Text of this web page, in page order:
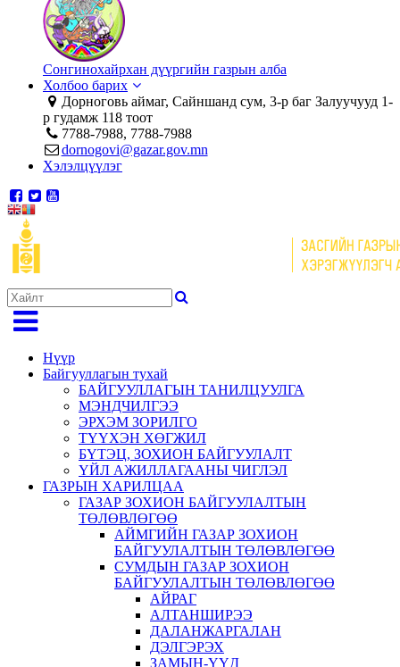
Сонгинохайрхан дүүргийн газрын алба
Холбоо барих
Дорноговь аймаг, Сайншанд сум, 3-р баг Залуучууд 1-
р гудамж 118 тоот
7788-7988, 7788-7988
dornogovi@gazar.gov.mn
Хэлэлцүүлэг
Нүүр
Байгууллагын тухай
БАЙГУУЛЛАГЫН ТАНИЛЦУУЛГА
МЭНДЧИЛГЭЭ
ЭРХЭМ ЗОРИЛГО
ТҮҮХЭН ХӨГЖИЛ
БҮТЭЦ, ЗОХИОН БАЙГУУЛАЛТ
ҮЙЛ АЖИЛЛАГААНЫ ЧИГЛЭЛ
ГАЗРЫН ХАРИЛЦАА
ГАЗАР ЗОХИОН БАЙГУУЛАЛТЫН
ТӨЛӨВЛӨГӨӨ
АЙМГИЙН ГАЗАР ЗОХИОН
БАЙГУУЛАЛТЫН ТӨЛӨВЛӨГӨӨ
СУМДЫН ГАЗАР ЗОХИОН
БАЙГУУЛАЛТЫН ТӨЛӨВЛӨГӨӨ
АЙРАГ
АЛТАНШИРЭЭ
ДАЛАНЖАРГАЛАН
ДЭЛГЭРЭХ
ЗАМЫН-ҮҮД